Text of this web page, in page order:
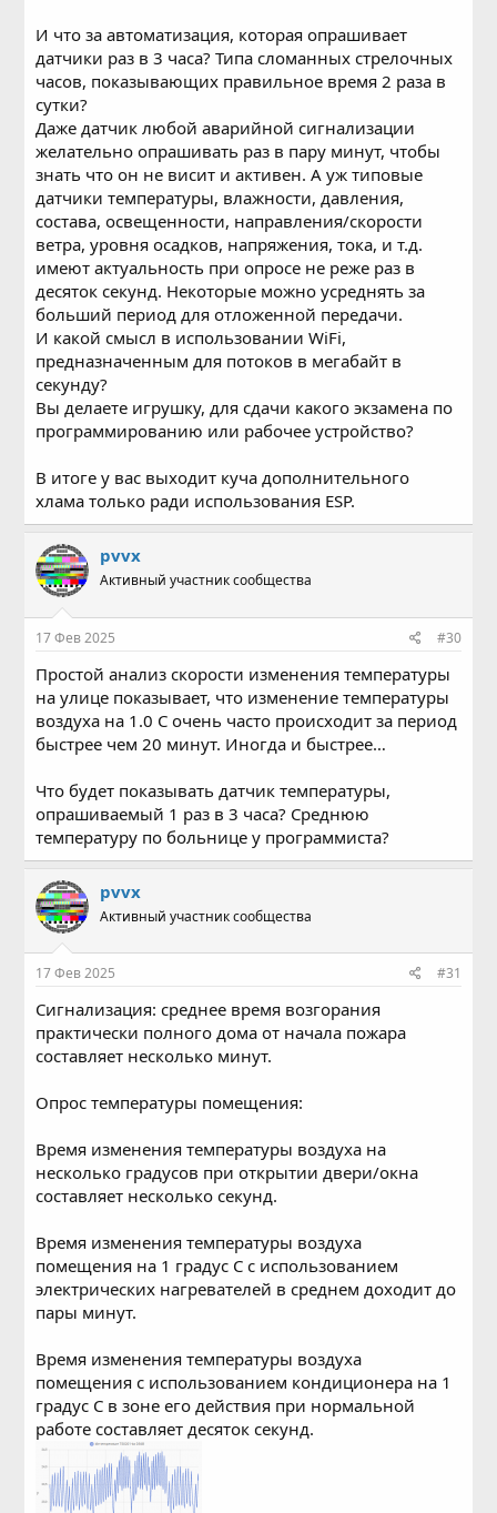
И что за автоматизация, которая опрашивает
датчики раз в 3 часа? Типа сломанных стрелочных
часов, показывающих правильное время 2 раза в
сутки?
Даже датчик любой аварийной сигнализации
желательно опрашивать раз в пару минут, чтобы
знать что он не висит и активен. А уж типовые
датчики температуры, влажности, давления,
состава, освещенности, направления/скорости
ветра, уровня осадков, напряжения, тока, и т.д.
имеют актуальность при опросе не реже раз в
десяток секунд. Некоторые можно усреднять за
больший период для отложенной передачи.
И какой смысл в использовании WiFi,
предназначенным для потоков в мегабайт в
секунду?
Вы делаете игрушку, для сдачи какого экзамена по
программированию или рабочее устройство?
В итоге у вас выходит куча дополнительного
хлама только ради использования ESP.
pvvx
Активный участник сообщества
17 Фев 2025 #30
Простой анализ скорости изменения температуры
на улице показывает, что изменение температуры
воздуха на 1.0 С очень часто происходит за период
быстрее чем 20 минут. Иногда и быстрее…
Что будет показывать датчик температуры,
опрашиваемый 1 раз в 3 часа? Среднюю
температуру по больнице у программиста?
pvvx
Активный участник сообщества
17 Фев 2025 #31
Сигнализация: среднее время возгорания
практически полного дома от начала пожара
составляет несколько минут.
Опрос температуры помещения:
Время изменения температуры воздуха на
несколько градусов при открытии двери/окна
составляет несколько секунд.
Время изменения температуры воздуха
помещения на 1 градус С с использованием
электрических нагревателей в среднем доходит до
пары минут.
Время изменения температуры воздуха
помещения с использованием кондиционера на 1
градус С в зоне его действия при нормальной
работе составляет десяток секунд.